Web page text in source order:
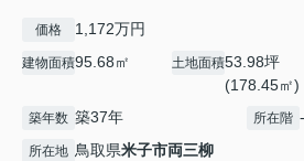
価格 1,172万円
建物面積95.68㎡ 土地面積53.98坪
(178.45㎡)
築年数 築37年 所在階
所在地 鳥取県米子市両三柳